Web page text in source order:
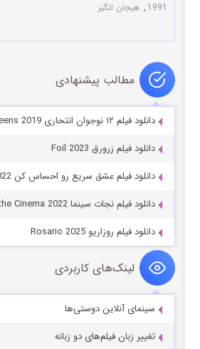
1991
, هیجان انگیز
مطالب پیشنهادی
دانلود فیلم ۱۲ نوجوان انتحاری Twelve 12 Suicidal Teens 2019
دانلود فیلم زرورق Foil 2023
دانلود فیلم عشق سریع رو احساس کن Fast & Feel Love 2022
دانلود فیلم نجات سینما Save the Cinema 2022
دانلود فیلم روزاریو Rosario 2025
لینک‌های کاربردی
سینمای آنلاین دوستی‌ها
تغییر زبان فیلم‌های دو زبانه